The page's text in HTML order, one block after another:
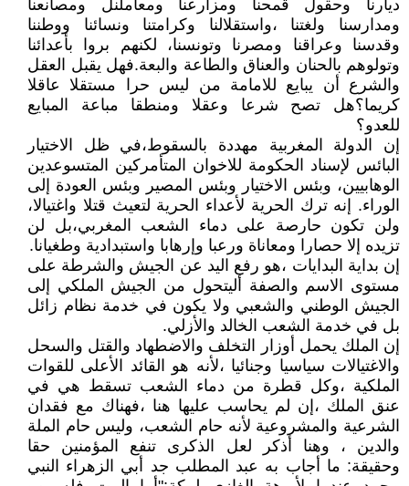
ديارنا وحقول قمحنا ومزارعنا ومعاملنل ومصانعنا
ومدارسنا ولغتنا ،واستقلالنا وكرامتنا ونسائنا ووطننا
وقدسنا وعراقنا ومصرنا وتونسنا، لكنهم بروا بأعدائنا
وتولوهم بالحنان والعناق والطاعة والبعة.فهل يقبل العقل
والشرع أن يبايع للامامة من ليس حرا مستقلا عاقلا
كريما؟هل تصح شرعا وعقلا ومنطقا مباعة المبايع
للعدو؟
إن الدولة المغربية مهددة بالسقوط،في ظل الاختيار
البائس لإسناد الحكومة للاخوان المتأمركين المتسوعدين
الوهابيين، وبئس الاختيار وبئس المصير وبئس العودة إلى
الوراء. إنه ترك الحرية لأعداء الحرية لتعيث قتلا واغتيالا،
ولن تكون حارصة على دماء الشعب المغربي،بل لن
تزيده إلا حصارا ومعاناة ورعبا وإرهابا واستبدادية وطغيانا.
إن بداية البدايات ،هو رفع اليد عن الجيش والشرطة على
مستوى الاسم والصفة أليتحول من الجيش الملكي إلى
الجيش الوطني والشعبي ولا يكون في خدمة نظام زائل
بل في خدمة الشعب الخالد والأزلي.
إن الملك يحمل أوزار التخلف والاضطهاد والقتل والسحل
والاغتيالات سياسيا وجنائيا ،لأنه هو القائد الأعلى للقوات
الملكية ،وكل قطرة من دماء الشعب تسقط هي في
عنق الملك ،إن لم يحاسب عليها هنا ،فهناك مع فقدان
الشرعية والمشروعية لأنه حام الشعب، وليس حام الملة
والدين ، وهنا أذكر لعل الذكرى تنفع المؤمنين حقا
وحقيقة: ما أجاب به عبد المطلب جد أبي الزهراء النبي